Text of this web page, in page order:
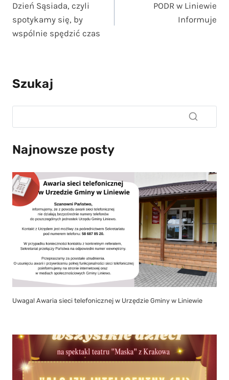
wpisu
Dzień Sąsiada, czyli
spotykamy się, by
wspólnie spędzić czas
PODR w Liniewie
Informuje
Szukaj
Najnowsze posty
Uwaga! Awaria sieci telefonicznej w Urzędzie Gminy w Liniewie